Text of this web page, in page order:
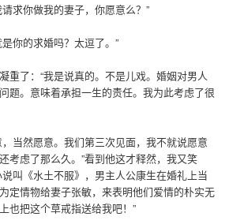
求你做我的妻子，你愿意么？”
你的求婚吗？太逗了。”
重了：“我是说真的。不是儿戏。婚姻对男人
题。意味着承担一生的责任。我为此考虑了很
当然愿意。我们第三次见面，我不就说愿意
考虑了那么久。”看到他这才释然，我又笑
叫《水土不服》，男主人公康生在婚礼上当
定情物给妻子张敏，来表明他们爱情的朴实无
也把这个草戒指送给我吧！”